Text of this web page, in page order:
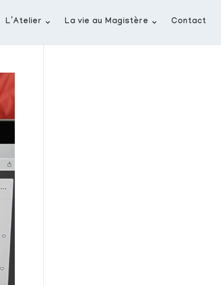
L’Atelier La vie au Magistère Contact